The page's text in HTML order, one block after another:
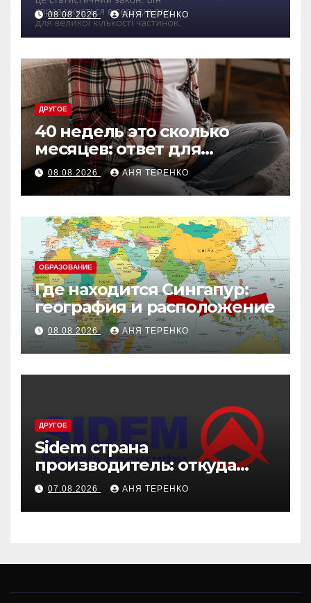
препарата со временем
08.08.2026 АНЯ ТЕРЕНКО
ДРУГОЕ
40 недель это сколько
месяцев: ответ для
беременных и не только
08.08.2026 АНЯ ТЕРЕНКО
ОБРАЗОВАНИЕ
Где находится Сингапур:
география и расположение
08.08.2026 АНЯ ТЕРЕНКО
ДРУГОЕ
Sidem страна
производитель: откуда
родом эти детали
07.08.2026 АНЯ ТЕРЕНКО